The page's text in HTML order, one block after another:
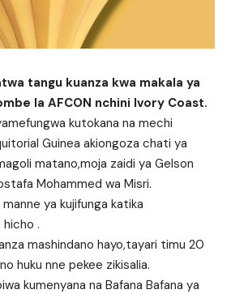
tangu kuanza kwa makala ya
la AFCON nchini Ivory Coast.
kutokana na mechi
Guinea akiongoza chati ya
matano,moja zaidi ya Gelson
Mohammed wa Misri.
ya kujifunga katika
.
mashindano hayo,tayari timu 20
huku nne pekee zikisalia.
kumenyana na Bafana Bafana ya